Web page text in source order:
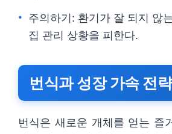
주의하기: 환기가 잘 되지 않
집 관리 상황을 피한다.
번식과 성장 가속 전략
번식은 새로운 개체를 얻는 즐